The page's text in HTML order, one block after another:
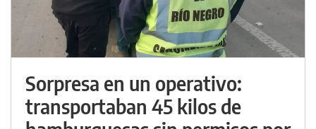
Sorpresa en un operativo:
transportaban 45 kilos de